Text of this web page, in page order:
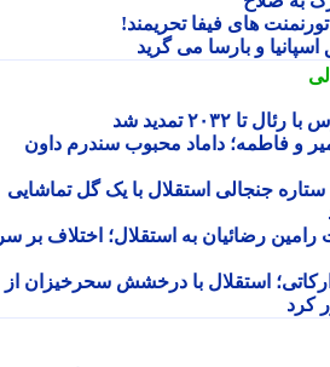
های فیفا تحریمند!
و بارسا می گرید
تمدید شد
فاطمه؛ داماد محبوب سندرم داون
جنجالی استقلال با یک گل تماشایی
رضائیان به استقلال؛ اختلاف بر سر
استقلال با درخشش سحرخیزان از